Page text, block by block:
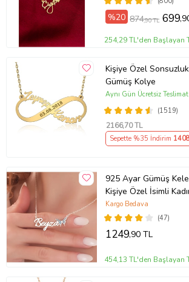
%20 874,90 TL 699
254,29 TL'den Başlayan
Kişiye Özel
Gümüş Kolye
(1519)
Aynı Gün Ücretsiz Teslimat
2166,70 TL
Sepette %35 İndirim
925 Ayar Gümüş
Kişiye Özel İsimli
Anneye
Hediye,Arkadaşa
Günü Hediyesi,Eşe
(47)
Kargo Bedava
1249,90 TL
454,13 TL'den Başlayan